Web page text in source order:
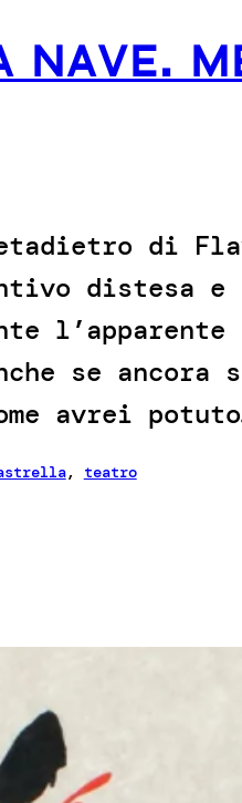
NAVE.
di
distesa e
se
avrei
, teatro